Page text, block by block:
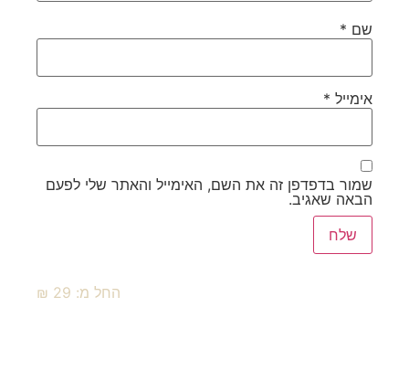
שם *
אימייל *
שמור בדפדפן זה את השם, האימייל והאתר שלי לפעם
הבאה שאגיב.
החל מ: ₪ 29